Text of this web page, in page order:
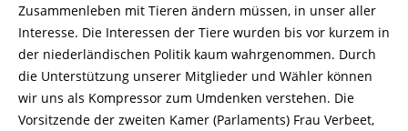
Zusammenleben mit Tieren ändern müssen, in unser aller
Interesse. Die Interessen der Tiere wurden bis vor kurzem in
der niederländischen Politik kaum wahrgenommen. Durch
die Unterstützung unserer Mitglieder und Wähler können
wir uns als Kompressor zum Umdenken verstehen. Die
Vorsitzende der zweiten Kamer (Parlaments) Frau Verbeet,